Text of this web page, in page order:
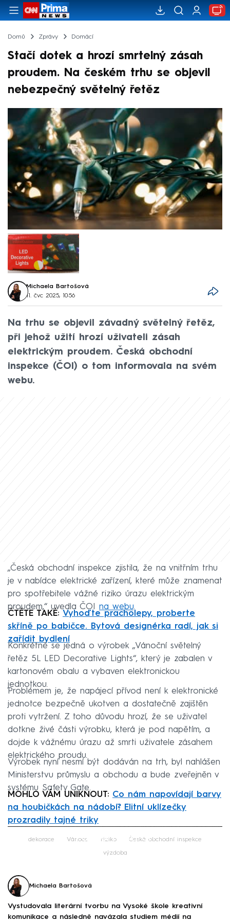
Domů Zprávy Domácí
Stačí dotek a hrozí smrtelný zásah
proudem. Na českém trhu se objevil
nebezpečný světelný řetěz
Michaela Bartošová
11. čvc 2025, 10:56
Na trhu se objevil závadný světelný řetěz,
při jehož užití hrozí uživateli zásah
elektrickým proudem. Česká obchodní
inspekce (ČOI) o tom informovala na svém
webu.
„Česká obchodní inspekce zjistila, že na vnitřním trhu
je v nabídce elektrické zařízení, které může znamenat
pro spotřebitele vážné riziko úrazu elektrickým
proudem,“ uvedla ČOI na webu.
ČTĚTE TAKÉ: Vyhoďte pracholepy, proberte
skříně po babičce. Bytová designérka radí, jak si
zařídit bydlení
Konkrétně se jedná o výrobek „Vánoční světelný
řetěz 5L LED Decorative Lights“, který je zabalen v
kartonovém obalu a vybaven elektronickou
jednotkou.
Problémem je, že napájecí přívod není k elektronické
jednotce bezpečně ukotven a dostatečně zajištěn
proti vytržení. Z toho důvodu hrozí, že se uživatel
dotkne živé části výrobku, která je pod napětím, a
dojde k vážnému úrazu až smrti uživatele zásahem
elektrického proudu.
Výrobek nyní nesmí být dodáván na trh, byl nahlášen
Ministerstvu průmyslu a obchodu a bude zveřejněn v
systému Safety Gate.
MOHLO VÁM UNIKNOUT: Co nám napovídají barvy
na houbičkách na nádobí? Elitní uklízečky
prozradily tajné triky
Failed to fetch
dekorace Vánoce riziko Česká obchodní inspekce
výzdoba
Michaela Bartošová
Vystudovala literární tvorbu na Vysoké škole kreativní
komunikace a následně navázala studiem médií na